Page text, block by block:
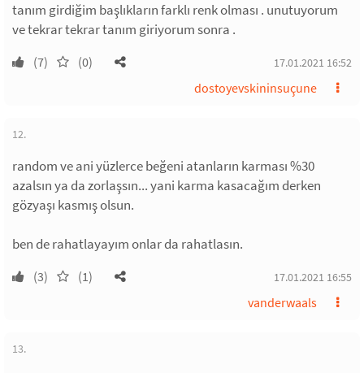
tanım girdiğim başlıkların farklı renk olması . unutuyorum
ve tekrar tekrar tanım giriyorum sonra .
(7) (0) 17.01.2021 16:52
dostoyevskininsuçune
12.
random ve ani yüzlerce beğeni atanların karması %30
azalsın ya da zorlaşsın... yani karma kasacağım derken
gözyaşı kasmış olsun.
ben de rahatlayayım onlar da rahatlasın.
(3) (1) 17.01.2021 16:55
vanderwaals
13.